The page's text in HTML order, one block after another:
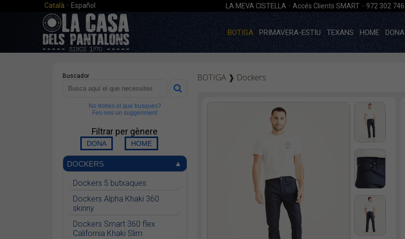
Català · Español LA MEVA CISTELLA · Accés Clients SMART · 972 302 746
BOTIGA PRIMAVERA-ESTIU TEXANS HOME DONA
Buscador
No trobes el que busques?
Fes-nos un suggeriment
Filtrar per gènere
DOCKERS
Dockers 5 butxaques
Dockers Alpha Khaki 360
skinny
Dockers Smart 360 flex
California Khaki Slim
BOTIGA ❱ Dockers